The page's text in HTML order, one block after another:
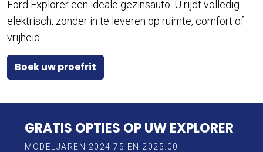
Ford Explorer een ideale gezinsauto. U rijdt volledig
elektrisch, zonder in te leveren op ruimte, comfort of
vrijheid.
Boek uw proefrit
GRATIS OPTIES OP UW EXPLORER
MODELJAREN 2024.75 EN 2025.00